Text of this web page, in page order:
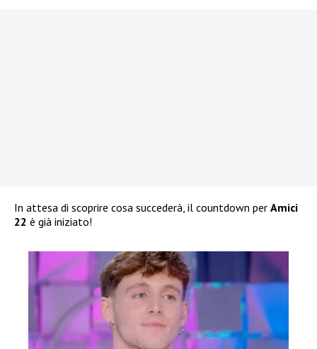
In attesa di scoprire cosa succederà, il countdown per Amici
22 è già iniziato!